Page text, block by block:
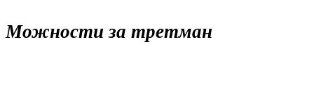
Можности за третман